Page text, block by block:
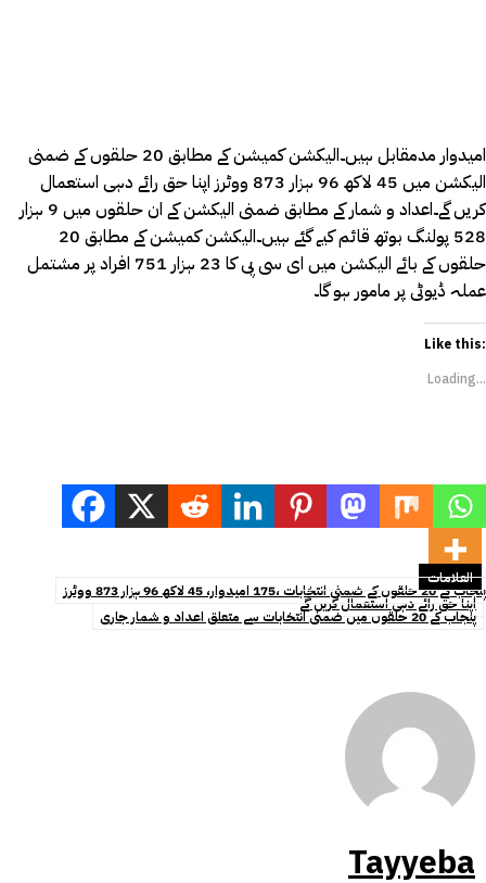
امیدوار مدمقابل ہیں۔الیکشن کمیشن کے مطابق 20 حلقوں کے ضمنی
الیکشن میں 45 لاکھ 96 ہزار 873 ووٹرز اپنا حق رائے دہی استعمال
کریں گے۔اعداد و شمار کے مطابق ضمنی الیکشن کے ان حلقوں میں 9 ہزار
528 پولنگ بوتھ قائم کیے گئے ہیں۔الیکشن کمیشن کے مطابق 20
حلقوں کے بائے الیکشن میں ای سی پی کا 23 ہزار 751 افراد پر مشتمل
عملہ ڈیوٹی پر مامور ہو گا۔
Like this:
Loading...
العلامات
پنجاب کے 20 حلقوں کے ضمنی انتخابات ،175 امیدوار، 45 لاکھ 96 ہزار 873 ووٹرز
اپنا حق رائے دہی استعمال کریں گے
پنجاب کے 20 حلقوں میں ضمنی انتخابات سے متعلق اعداد و شمار جاری
Tayyeba